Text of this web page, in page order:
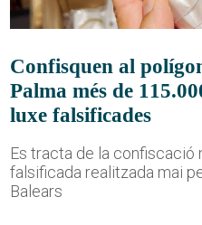
Confisquen al
Palma més de
luxe falsificades
Es tracta de la confiscació
falsificada realitzada mai
Balears